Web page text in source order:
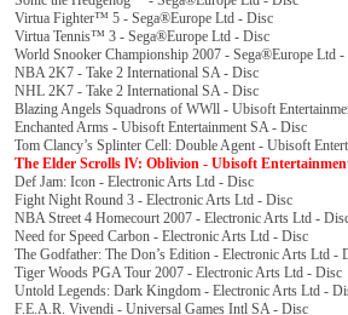
Virtua Fighter™ 5 - Sega®Europe Ltd - Disc
Virtua Tennis™ 3 - Sega®Europe Ltd - Disc
World Snooker Championship 2007 - Sega®Europe Ltd
NBA 2K7 - Take 2 International SA - Disc
NHL 2K7 - Take 2 International SA - Disc
Blazing Angels Squadrons of WWll - Ubisoft
Enchanted Arms - Ubisoft Entertainment SA - Disc
Tom Clancy’s Splinter Cell: Double Agent - Ubisoft
The Elder Scrolls lV: Oblivion - Ubisoft
Def Jam: Icon - Electronic Arts Ltd - Disc
Fight Night Round 3 - Electronic Arts Ltd - Disc
NBA Street 4 Homecourt 2007 - Electronic Arts Ltd -
Need for Speed Carbon - Electronic Arts Ltd - Disc
The Godfather: The Don’s Edition - Electronic Arts Ltd -
Tiger Woods PGA Tour 2007 - Electronic Arts Ltd - Disc
Untold Legends: Dark Kingdom - Electronic Arts Ltd -
F.E.A.R. Vivendi - Universal Games Intl SA - Disc